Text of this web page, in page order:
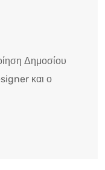
Δημοσίου
και ο